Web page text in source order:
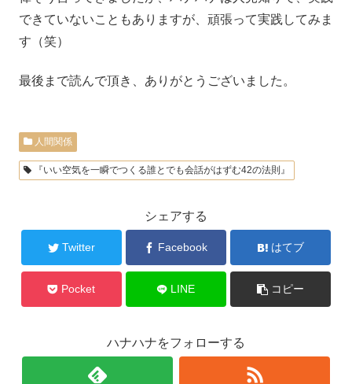
できていないこともありますが、頑張って実践してみま
す（笑）
最後まで読んで頂き、ありがとうございました。
人間関係
『いい空気を一瞬でつくる誰とでも会話がはずむ42の法則』
シェアする
Twitter Facebook はてブ
Pocket LINE コピー
ハナハナをフォローする